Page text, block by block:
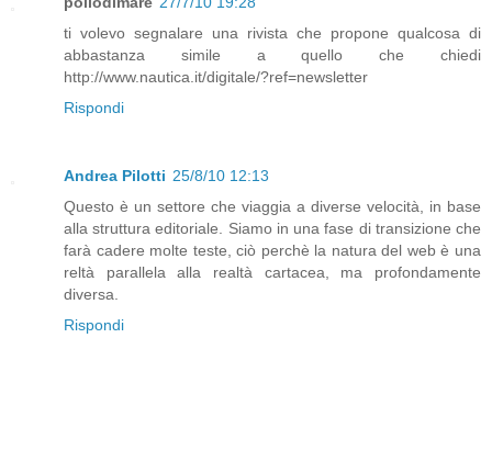
ti volevo segnalare una rivista che propone qualcosa di
abbastanza simile a quello che chiedi
http://www.nautica.it/digitale/?ref=newsletter
Rispondi
Andrea Pilotti 25/8/10 12:13
Questo è un settore che viaggia a diverse velocità, in base
alla struttura editoriale. Siamo in una fase di transizione che
farà cadere molte teste, ciò perchè la natura del web è una
reltà parallela alla realtà cartacea, ma profondamente
diversa.
Rispondi